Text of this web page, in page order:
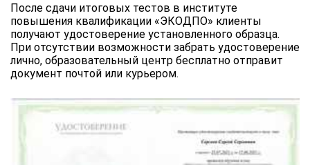
После сдачи итоговых тестов в институте
повышения квалификации «ЭКОДПО» клиенты
получают удостоверение установленного образца.
При отсутствии возможности забрать удостоверение
лично, образовательный центр бесплатно отправит
документ почтой или курьером.